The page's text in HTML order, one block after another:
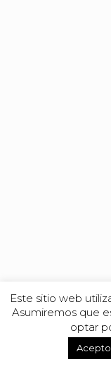
Este sitio web
Asumiremos que
optar
Acepto